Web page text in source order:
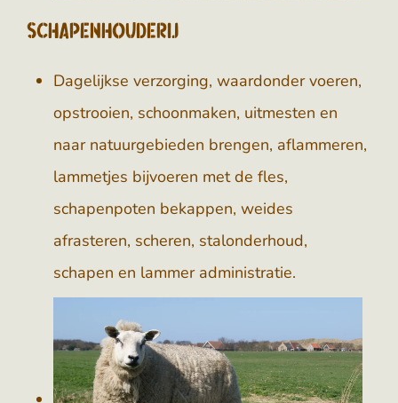
Schapenhouderij
Dagelijkse verzorging, waardonder voeren,
opstrooien, schoonmaken, uitmesten en
naar natuurgebieden brengen, aflammeren,
lammetjes bijvoeren met de fles,
schapenpoten bekappen, weides
afrasteren, scheren, stalonderhoud,
schapen en lammer administratie.